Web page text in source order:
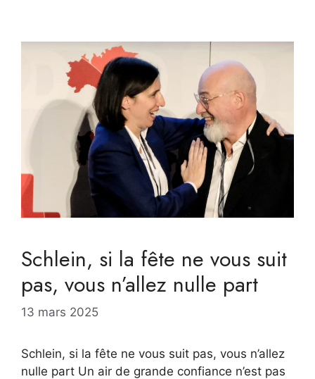
Schlein, si la fête ne vous suit
pas, vous n’allez nulle part
13 mars 2025
Schlein, si la fête ne vous suit pas, vous n’allez
nulle part Un air de grande confiance n’est pas